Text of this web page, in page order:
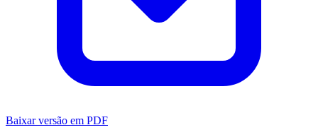
Baixar versão em PDF